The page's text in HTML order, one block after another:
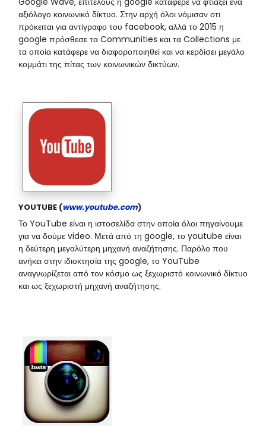
αξιόλογο κοινωνικό δίκτυο. Στην αρχή όλοι νόμισαν οτι
πρόκειται για αντίγραφο του facebook, αλλά το 2015 η
google πρόσθεσε τα Communities και τα Collections με
τα οποία κατάφερε να διαφοροποιηθεί και να κερδίσει μεγάλο
κομμάτι της πίτας των κοινωνικών δικτύων.
YOUTUBE (www.youtube.com)
Το YouTube είναι η ιστοσελίδα στην οποία όλοι πηγαίνουμε
για να δούμε video. Μετά από τη google, το youtube είναι
η δεύτερη μεγαλύτερη μηχανή αναζήτησης. Παρόλο που
ανήκει στην ιδιοκτησία της google, το YouTube
αναγνωρίζεται από τον κόσμο ως ξεχωριστό κοινωνικό δίκτυο
και ως ξεχωριστή μηχανή αναζήτησης.